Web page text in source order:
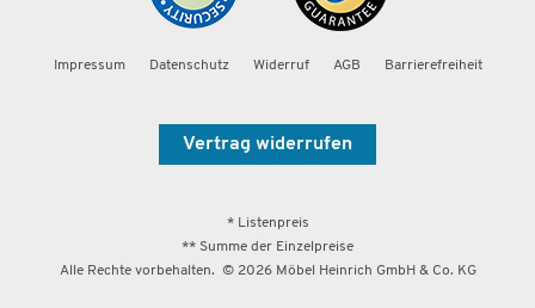
Impressum Datenschutz Widerruf AGB Barrierefreiheit
Vertrag widerrufen
* Listenpreis
** Summe der Einzelpreise
Alle Rechte vorbehalten. © 2026Möbel Heinrich GmbH & Co. KG